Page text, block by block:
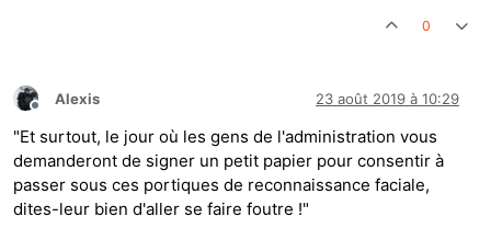
0
Hors-ligne
Alexis 23 août 2019 à 10:29
"Et surtout, le jour où les gens de l'administration vous
demanderont de signer un petit papier pour consentir à
passer sous ces portiques de reconnaissance faciale,
dites-leur bien d'aller se faire foutre !"